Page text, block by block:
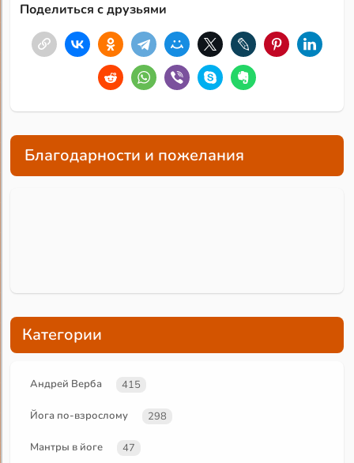
Поделиться с друзьями
Благодарности и пожелания
Категории
Андрей Верба 415
Йога по-взрослому 298
Мантры в йоге 47